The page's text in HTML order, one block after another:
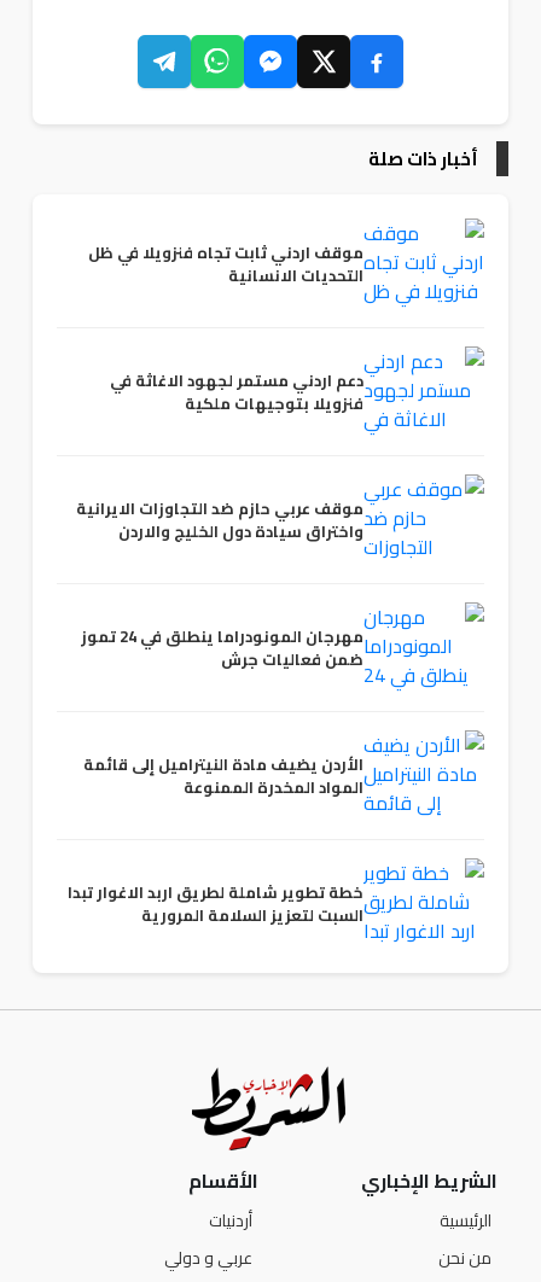
أخبار ذات صلة
موقف اردني ثابت تجاه فنزويلا في ظل
التحديات الانسانية
دعم اردني مستمر لجهود الاغاثة في
فنزويلا بتوجيهات ملكية
موقف عربي حازم ضد التجاوزات الايرانية
واختراق سيادة دول الخليج والاردن
مهرجان المونودراما ينطلق في 24 تموز
ضمن فعاليات جرش
الأردن يضيف مادة النيتراميل إلى قائمة
المواد المخدرة الممنوعة
خطة تطوير شاملة لطريق اربد الاغوار تبدا
السبت لتعزيز السلامة المرورية
الشريط الإخباري
الرئيسية
من نحن
الأقسام
أردنيات
عربي و دولي